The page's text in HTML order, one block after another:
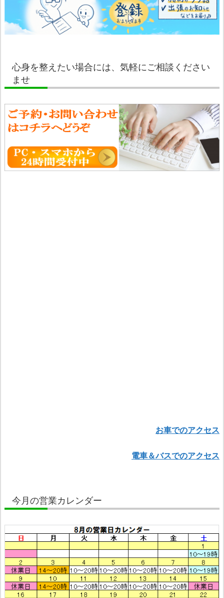
心身を整えたい場合には、気軽にご相談ください
ませ
お車でのアクセス
電車＆バスでのアクセス
今月の営業カレンダー